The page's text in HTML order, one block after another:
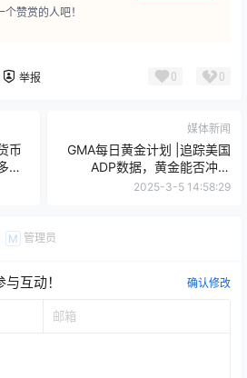
赞赏的人吧！
举报 0 0
币
媒体新闻
GMA每日黄金计划 |追踪美国
ADP数据，黄金能否冲破
2930？
2025-3-5 14:58:29
M 管理员
互动！ 确认修改